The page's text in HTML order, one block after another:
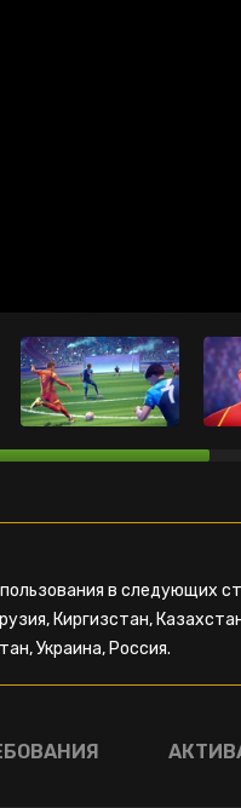
в следующих
Киргизстан,
Украина, Россия.